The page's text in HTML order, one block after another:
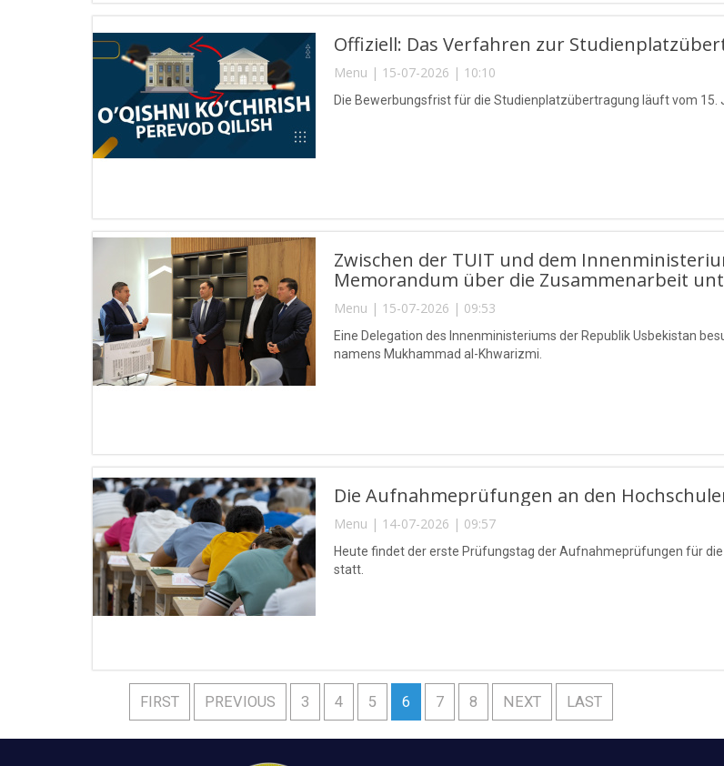
Offiziell: Das Verfahren zur
Menu | 15-07-2026 | 10:10
Die Bewerbungsfrist für die Studienplatzübertragung läuft vom 15.
Zwischen der TUIT und dem
Memorandum über die Zusammenarbeit
Menu | 15-07-2026 | 09:53
Eine Delegation des Innenministeriums der Republik Usbekistan
namens Mukhammad al-Khwarizmi.
Die Aufnahmeprüfungen an den
Menu | 14-07-2026 | 09:57
Heute findet der erste Prüfungstag der Aufnahmeprüfungen für
statt.
FIRST PREVIOUS 3 4 5 6 7 8 NEXT LAST